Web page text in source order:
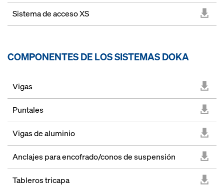
Sistema de acceso XS
COMPONENTES DE LOS SISTEMAS DOKA
Vigas
Puntales
Vigas de aluminio
Anclajes para encofrado/conos de suspensión
Tableros tricapa